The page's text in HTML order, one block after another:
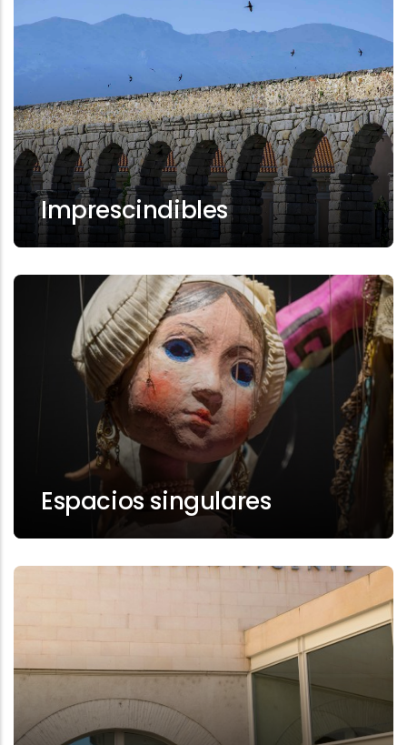
Imprescindibles
Espacios singulares